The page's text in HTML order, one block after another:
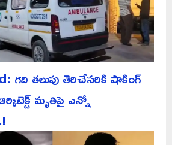
గది తలుపు తెరిచేసరికి షాకింగ్
మృతిపై ఎన్నో